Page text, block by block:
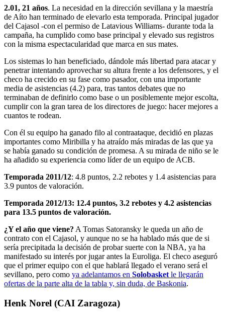
2.01, 21 años. La necesidad en la dirección sevillana y la maestría
de Aíto han terminado de elevarlo esta temporada. Principal jugador
del Cajasol -con el permiso de Latavious Williams- durante toda la
campaña, ha cumplido como base principal y elevado sus registros
con la misma espectacularidad que marca en sus mates.
Los sistemas lo han beneficiado, dándole más libertad para atacar y
penetrar intentando aprovechar su altura frente a los defensores, y el
checo ha crecido en su fase como pasador, con una importante
media de asistencias (4.2) para, tras tantos debates que no
terminaban de definirlo como base o un posiblemente mejor escolta,
cumplir con la gran tarea de los directores de juego: hacer mejores a
cuantos te rodean.
Con él su equipo ha ganado filo al contraataque, decidió en plazas
importantes como Miribilla y ha atraído más miradas de las que ya
se había ganado su condición de promesa. A su mirada de niño se le
ha añadido su experiencia como líder de un equipo de ACB.
Temporada 2011/12: 4.8 puntos, 2.2 rebotes y 1.4 asistencias para
3.9 puntos de valoración.
Temporada 2012/13: 12.4 puntos, 3.2 rebotes y 4.2 asistencias
para 13.5 puntos de valoración.
¿Y el año que viene? A Tomas Satoransky le queda un año de
contrato con el Cajasol, y aunque no se ha hablado más que de si
sería precipitada la decisión de probar suerte con la NBA, ya ha
manifestado su interés por jugar antes la Euroliga. El checo aseguró
que el primer equipo con el que hablará llegado el verano será el
sevillano, pero como ya adelantamos en Solobasket le llegarán
ofertas de la parte alta de la tabla y, sin duda, de Baskonia.
Henk Norel (CAI Zaragoza)